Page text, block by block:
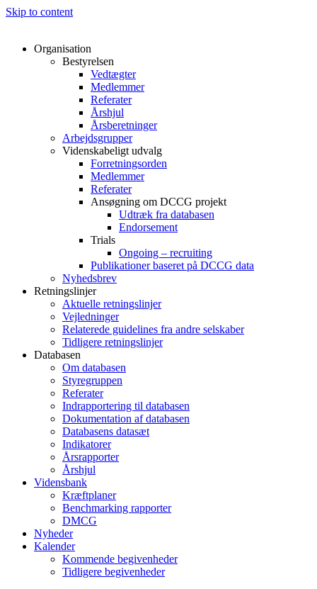
Skip to content
Organisation
Bestyrelsen
Vedtægter
Medlemmer
Referater
Årshjul
Årsberetninger
Arbejdsgrupper
Videnskabeligt udvalg
Forretningsorden
Medlemmer
Referater
Ansøgning om DCCG projekt
Udtræk fra databasen
Endorsement
Trials
Ongoing – recruiting
Publikationer baseret på DCCG data
Nyhedsbrev
Retningslinjer
Aktuelle retningslinjer
Vejledninger
Relaterede guidelines fra andre selskaber
Tidligere retningslinjer
Databasen
Om databasen
Styregruppen
Referater
Indrapportering til databasen
Dokumentation af databasen
Databasens datasæt
Indikatorer
Årsrapporter
Årshjul
Vidensbank
Kræftplaner
Benchmarking rapporter
DMCG
Nyheder
Kalender
Kommende begivenheder
Tidligere begivenheder